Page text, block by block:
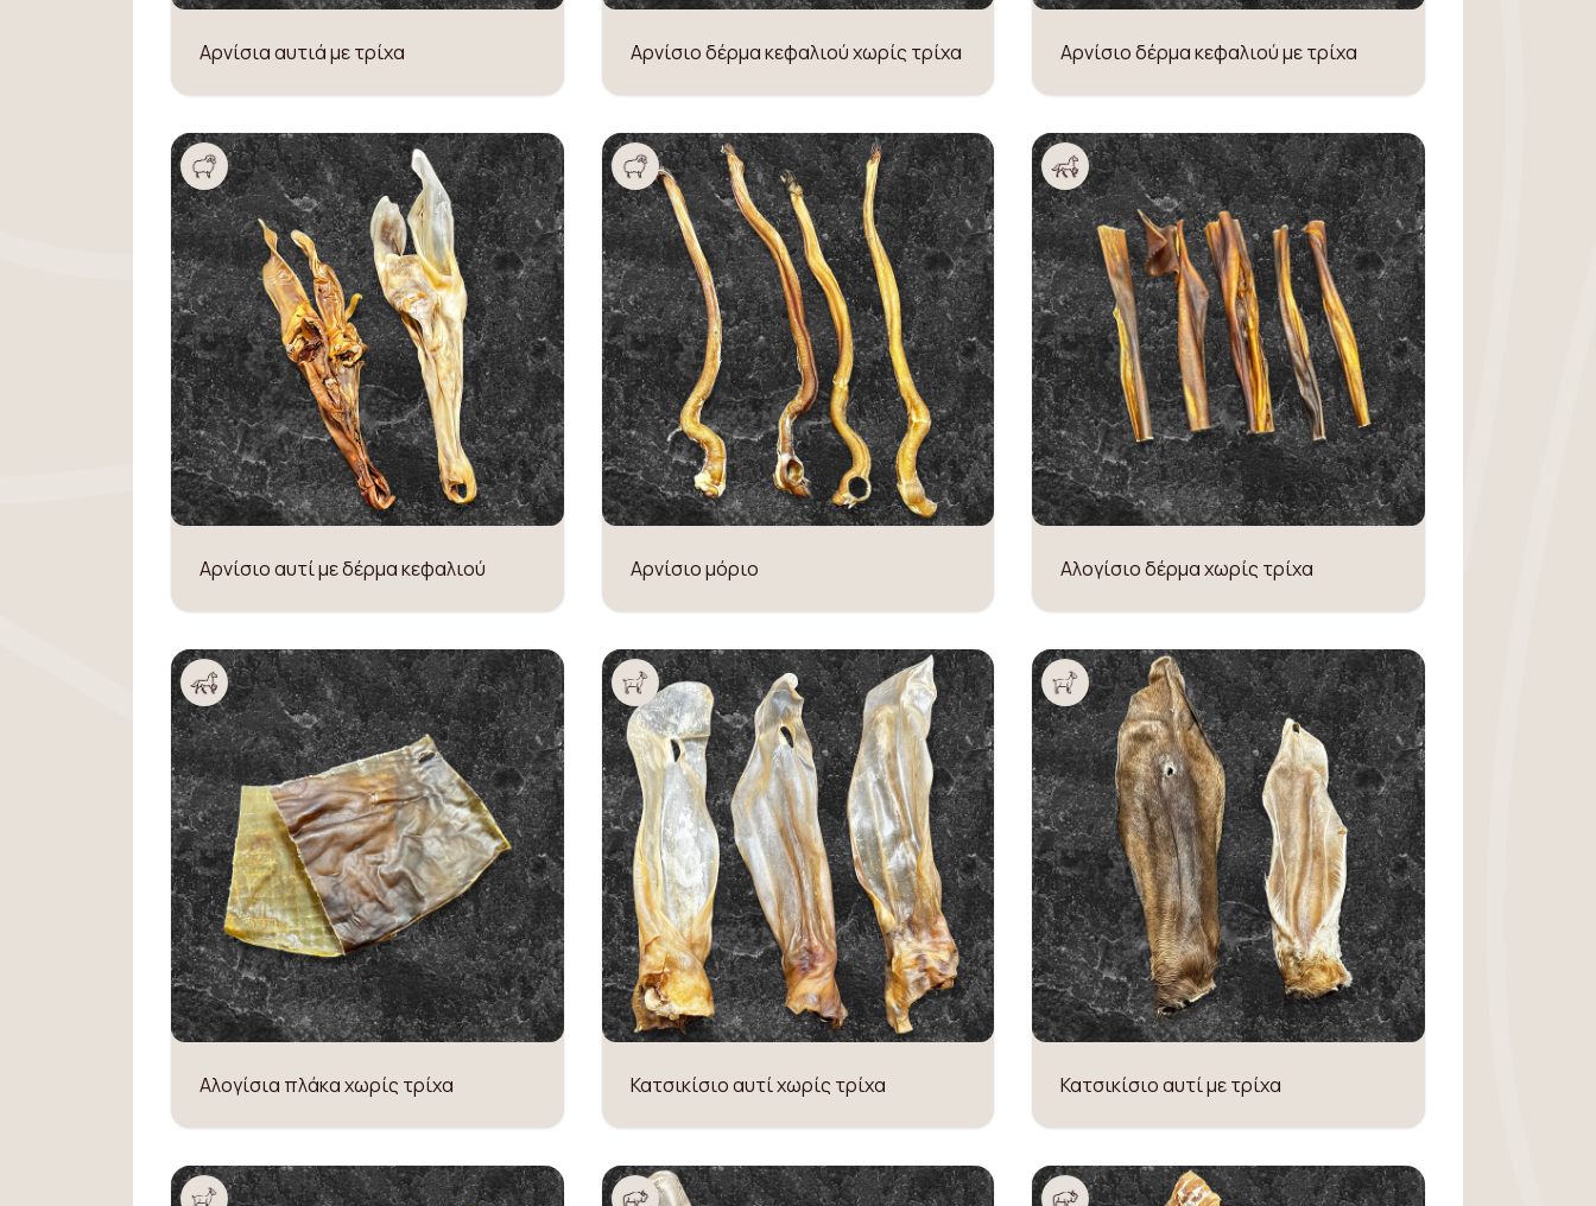
Αρνίσια αυτιά με τρίχα Αρνίσιο δέρμα κεφαλιού χωρίς τρίχα Αρνίσιο δέρμα κεφαλιού με τρίχα
Αρνίσιο αυτί με δέρμα κεφαλιού Αρνίσιο μόριο Αλογίσιο δέρμα χωρίς τρίχα
Αλογίσια πλάκα χωρίς τρίχα Κατσικίσιο αυτί χωρίς τρίχα Κατσικίσιο αυτί με τρίχα